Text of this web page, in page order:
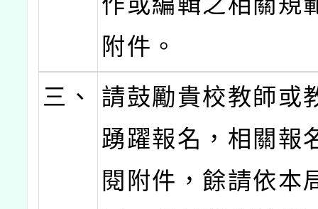
附件。
三、
請鼓勵貴校教師或
踴躍報名，相關報
閱附件，餘請依本